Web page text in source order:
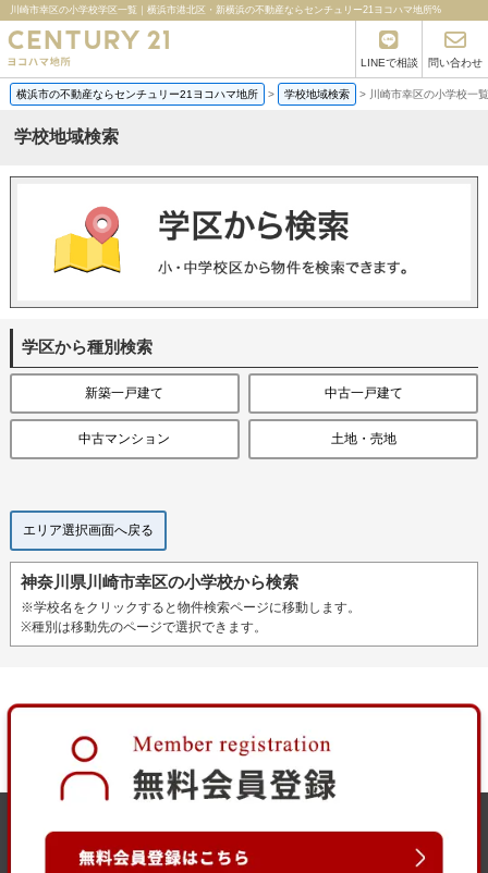
川崎市幸区の小学校学区一覧｜横浜市港北区・新横浜の不動産ならセンチュリー21ヨコハマ地所%
LINEで相談 問い合わせ
横浜市の不動産ならセンチュリー21ヨコハマ地所 > 学校地域検索 > 川崎市幸区の小学校一覧
学校地域検索
学区から種別検索
新築一戸建て 中古一戸建て
中古マンション 土地・売地
エリア選択画面へ戻る
神奈川県川崎市幸区の小学校から検索
※学校名をクリックすると物件検索ページに移動します。
※種別は移動先のページで選択できます。